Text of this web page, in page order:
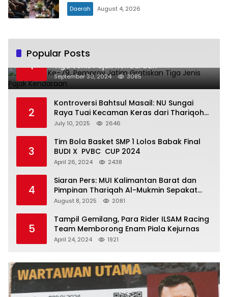
Daerah August 4, 2026
Popular Posts
1
Hari Jadi Ke-79, Pemprov Jatim Gratiskan
Tiga Jenis Pajak Kendaraan
September 30, 2024 3085
2
Kontroversi Bahtsul Masail: NU Sungai
Raya Tuai Kecaman Keras dari Thariqoh
Al Mu’min
July 10, 2025 2646
3
Tim Bola Basket SMP 1 Lolos Babak Final
BUDI X PVBC CUP 2024
April 26, 2024 2438
4
Siaran Pers: MUI Kalimantan Barat dan
Pimpinan Thariqah Al-Mukmin Sepakat
Jaga Umat
August 8, 2025 2081
5
Tampil Gemilang, Para Rider ILSAM Racing
Team Memborong Enam Piala Kejurnas
April 24, 2024 1921